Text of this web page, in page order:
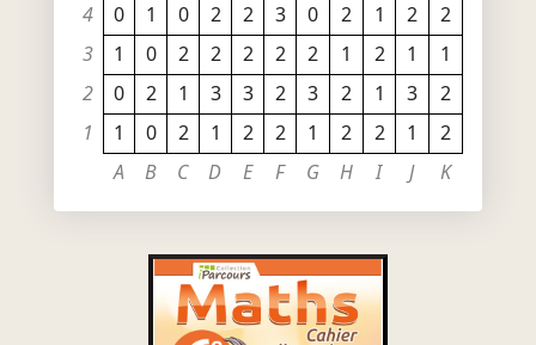
4
0 1 0 2 2 3 0 2 1 2
2
3
1 0 2 2 2 2 2 1 2 1
1
2
0 2 1 3 3 2 3 2 1 3
2
1
1 0 2 1 2 2 1 2 2 1
2
A
B C D E F G H I J K